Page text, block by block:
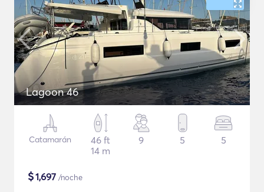
Lagoon 46
Catamarán
46 ft
14 m
9 5 5
$1,697 /noche